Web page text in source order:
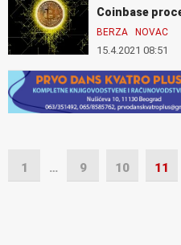
Coinbase
BERZA NOVAC
15.4.2021 08:51
1 … 9 10 11